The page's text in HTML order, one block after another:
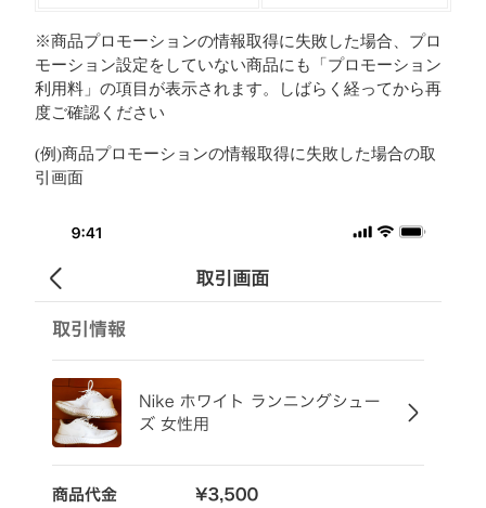
※商品プロモーションの情報取得に失敗した場合、プロ
モーション設定をしていない商品にも「プロモーション
利用料」の項目が表示されます。しばらく経ってから再
度ご確認ください
(例)商品プロモーションの情報取得に失敗した場合の取
引画面